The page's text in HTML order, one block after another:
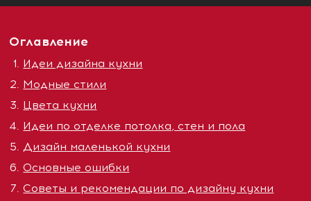
Оглавление
Идеи дизайна кухни
Модные стили
Цвета кухни
Идеи по отделке потолка, стен и пола
Дизайн маленькой кухни
Основные ошибки
Советы и рекомендации по дизайну кухни